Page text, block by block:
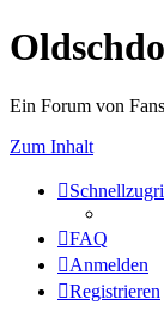
Ein Forum von
Zum Inhalt
FAQ
Anmelden
Registrieren